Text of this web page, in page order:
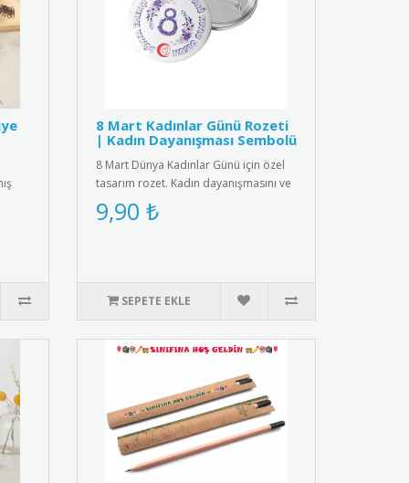
8 Mart Kadınlar Günü Rozeti
| Kadın Dayanışması Sembolü
8 Mart Dünya Kadınlar Günü için özel
tasarım rozet. Kadın dayanışmasını ve
eşitliği simgeleyen şık a..
9,90 ₺
SEPETE EKLE